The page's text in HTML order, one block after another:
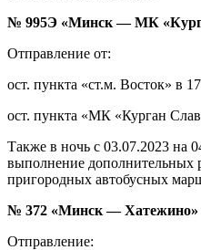
№ 995Э «Минск — МК
Отправление от:
ост. пункта «ст.м. Восток» в
ост. пункта «МК «Курган
Также в ночь с 03.07.2023 на
выполнение дополнительных
пригородных автобусных
№ 372 «Минск — Хатежино»
Отправление: